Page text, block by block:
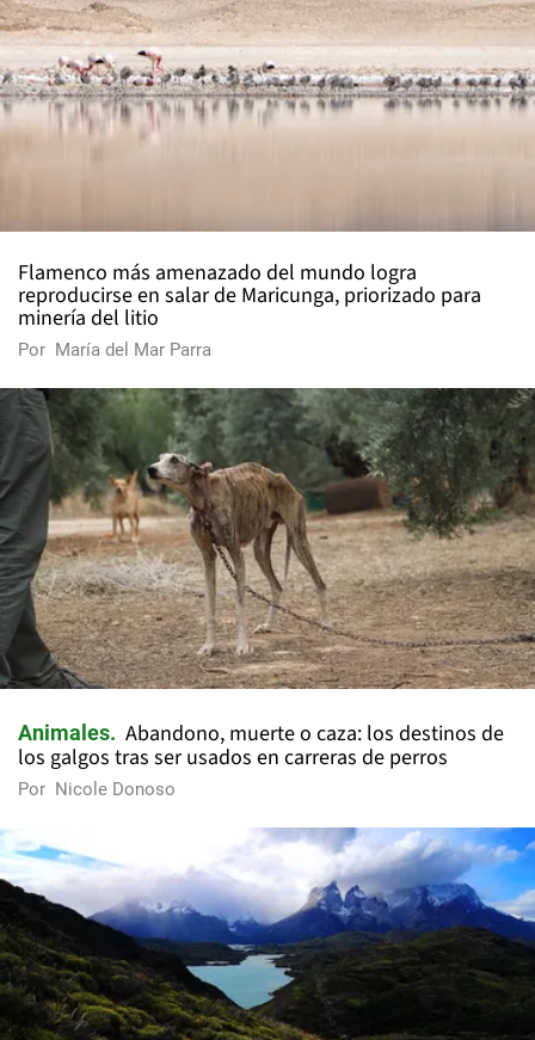
Flamenco más amenazado del mundo logra
reproducirse en salar de Maricunga, priorizado para
minería del litio
Por María del Mar Parra
Animales
Abandono, muerte o caza: los destinos de
los galgos tras ser usados en carreras de perros
Por Nicole Donoso